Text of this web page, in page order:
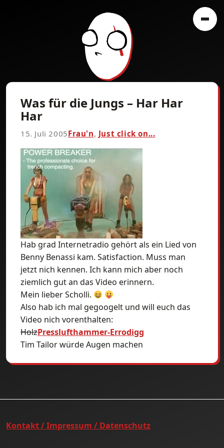
Was für die Jungs – Har Har
Har
15. Juli 2005Frau'n, Just click on...
Hab grad Internetradio gehört als ein Lied von
Benny Benassi kam. Satisfaction. Muss man
jetzt nich kennen. Ich kann mich aber noch
ziemlich gut an das Video erinnern.
Mein lieber Scholli.
Also hab ich mal gegoogelt und will euch das
Video nich vorenthalten:
HolzPresslufthammer-Errodigg
Tim Tailor würde Augen machen
Kontakt / Impressum / Datenschutz